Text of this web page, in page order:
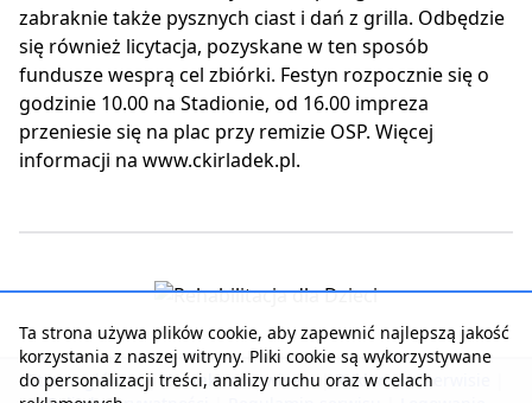
zabraknie także pysznych ciast i dań z grilla. Odbędzie
się również licytacja, pozyskane w ten sposób
fundusze wesprą cel zbiórki. Festyn rozpocznie się o
godzinie 10.00 na Stadionie, od 16.00 impreza
przeniesie się na plac przy remizie OSP. Więcej
informacji na www.ckirladek.pl.
Strona główna | Kontakt z serwisem | Reklama w serwisie
Ta strona używa plików cookie, aby zapewnić najlepszą jakość
korzystania z naszej witryny. Pliki cookie są wykorzystywane
do personalizacji treści, analizy ruchu oraz w celach